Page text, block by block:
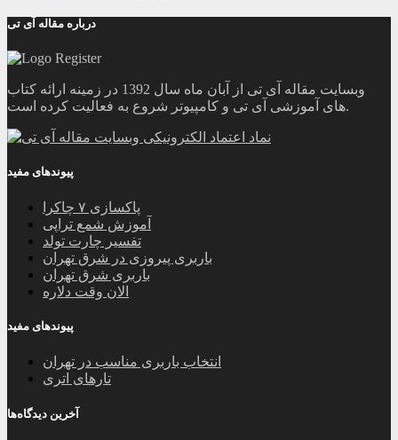
درباره مقاله آی تی
وبسایت مقاله آی تی از آبان ماه سال 1392 در زمینه ارائه کتاب
های آموزشی آی تی و کامپیوتر شروع به فعالیت کرده است.
پیوندهای مفید
پاکسازی ۷ چاکرا
آموزش شمع تراپی
تفسیر چارت تولد
باربری پیروزی در شرق تهران
باربری شرق تهران
الان وقت دلاره
پیوندهای مفید
انتخاب باربری مناسب در تهران
تارهای اتری
آخرین دیدگاه‌ها